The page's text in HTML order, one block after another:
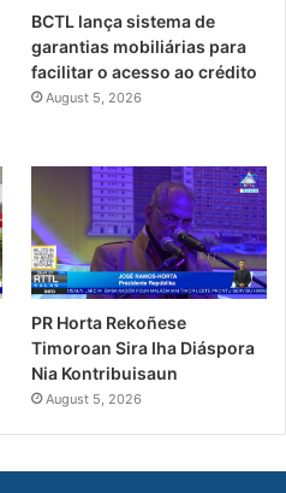
BCTL lança sistema de
garantias mobiliárias para
facilitar o acesso ao crédito
August 5, 2026
PR Horta Rekoñese
Timoroan Sira Iha Diáspora
Nia Kontribuisaun
August 5, 2026